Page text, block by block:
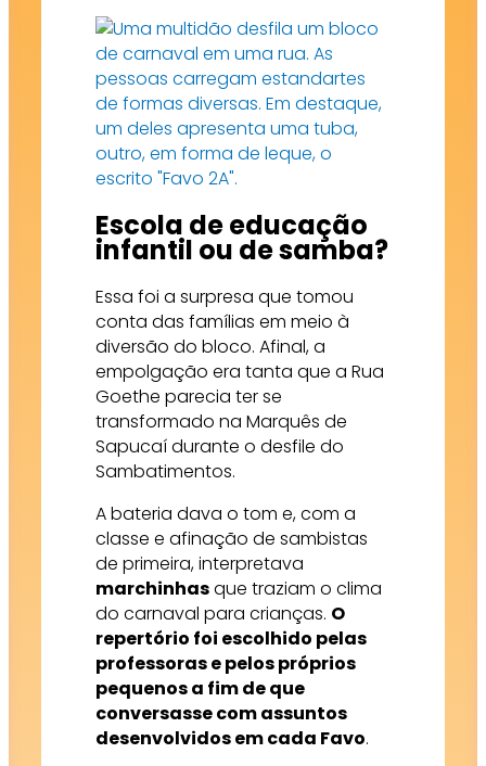
Escola de educação
infantil ou de samba?
Essa foi a surpresa que tomou
conta das famílias em meio à
diversão do bloco. Afinal, a
empolgação era tanta que a Rua
Goethe parecia ter se
transformado na Marquês de
Sapucaí durante o desfile do
Sambatimentos.
A bateria dava o tom e, com a
classe e afinação de sambistas
de primeira, interpretava
marchinhasque traziam o clima
do carnaval para crianças. O
repertório foi escolhido pelas
professoras e pelos próprios
pequenos a fim de que
conversasse com assuntos
desenvolvidos em cada Favo.